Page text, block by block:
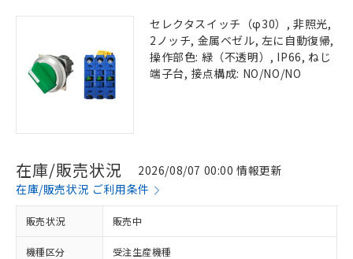
セレクタスイッチ（φ30）, 非照光,
2ノッチ, 金属ベゼル, 左に自動復帰,
操作部色: 緑（不透明）, IP66, ねじ
端子台, 接点構成: NO/NO/NO
在庫/販売状況
2026/08/07 00:00 情報更新
在庫/販売状況 ご利用条件
販売状況 販売中
機種区分 受注生産機種